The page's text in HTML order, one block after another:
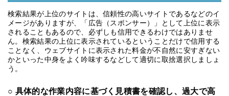
検索結果が上位のサイトは、信頼性の高いサイトであるなどのイ
メージがありますが、「広告（スポンサー）」として上位に表示
されることもあるので、必ずしも信用できるわけではありませ
ん。検索結果の上位に表示されているということだけで信用する
ことなく、ウェブサイトに表示された料金が不自然に安すぎない
かといった中身をよく吟味するなどして適切に取捨選択しましょ
う。
○ 具体的な作業内容に基づく見積書を確認し、過大で高